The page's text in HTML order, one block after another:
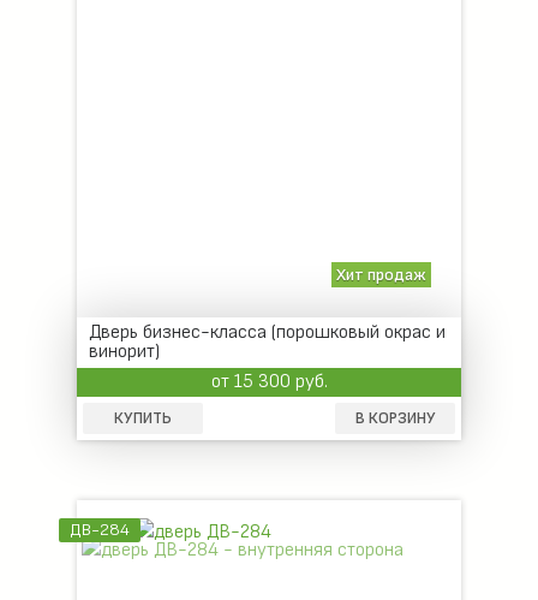
Хит продаж
Дверь бизнес-класса (порошковый окрас и
винорит)
от 15 300 руб.
КУПИТЬ В КОРЗИНУ
ДВ-284